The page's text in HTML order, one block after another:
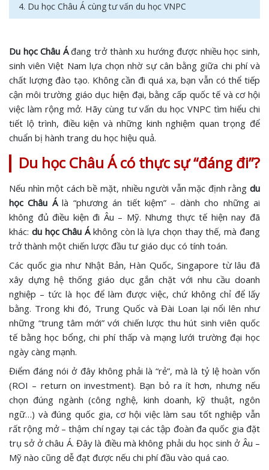
4. Du học Châu Á cùng tư vấn du học VNPC
Du học Châu Áđang trở thành xu hướng được nhiều học sinh,
sinh viên Việt Nam lựa chọn nhờ sự cân bằng giữa chi phí và
chất lượng đào tạo. Không cần đi quá xa, bạn vẫn có thể tiếp
cận môi trường giáo dục hiện đại, bằng cấp quốc tế và cơ hội
việc làm rộng mở. Hãy cùng tư vấn du học VNPC tìm hiểu chi
tiết lộ trình, điều kiện và những kinh nghiệm quan trọng để
chuẩn bị hành trang du học hiệu quả.
Du học Châu Á có thực sự “đáng đi”?
Nếu nhìn một cách bề mặt, nhiều người vẫn mặc định rằng du
học Châu Álà “phương án tiết kiệm” – dành cho những ai
không đủ điều kiện đi Âu – Mỹ. Nhưng thực tế hiện nay đã
khác: du học Châu Á không còn là lựa chọn thay thế, mà đang
trở thành một chiến lược đầu tư giáo dục có tính toán.
Các quốc gia như Nhật Bản, Hàn Quốc, Singapore từ lâu đã
xây dựng hệ thống giáo dục gắn chặt với nhu cầu doanh
nghiệp – tức là học để làm được việc, chứ không chỉ để lấy
bằng. Trong khi đó, Trung Quốc và Đài Loan lại nổi lên như
những “trung tâm mới” với chiến lược thu hút sinh viên quốc
tế bằng học bổng, chi phí thấp và mạng lưới trường đại học
ngày càng mạnh.
Điểm đáng nói ở đây không phải là “rẻ”, mà là tỷ lệ hoàn vốn
(ROI – return on investment). Bạn bỏ ra ít hơn, nhưng nếu
chọn đúng ngành (công nghệ, kinh doanh, kỹ thuật, ngôn
ngữ…) và đúng quốc gia, cơ hội việc làm sau tốt nghiệp vẫn
rất rộng mở – thậm chí ngay tại các tập đoàn đa quốc gia đặt
trụ sở ở châu Á. Đây là điều mà không phải du học sinh ở Âu –
Mỹ nào cũng dễ đạt được nếu chi phí đầu vào quá cao.